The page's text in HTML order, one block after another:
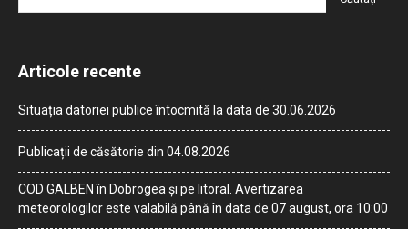
Articole recente
Situația datoriei publice întocmită la data de 30.06.2026
Publicații de căsătorie din 04.08.2026
COD GALBEN în Dobrogea și pe litoral. Avertizarea
meteorologilor este valabilă până în data de 07 august, ora 10:00